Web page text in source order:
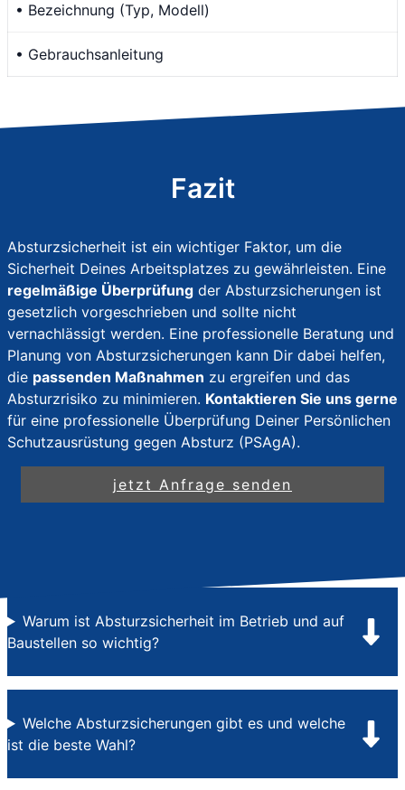
• Bezeichnung (Typ, Modell)
• Gebrauchsanleitung
Fazit
Absturzsicherheit ist ein wichtiger Faktor, um die
Sicherheit Deines Arbeitsplatzes zu gewährleisten. Eine
regelmäßige Überprüfung der Absturzsicherungen ist
gesetzlich vorgeschrieben und sollte nicht
vernachlässigt werden. Eine professionelle Beratung und
Planung von Absturzsicherungen kann Dir dabei helfen,
die passenden Maßnahmen zu ergreifen und das
Absturzrisiko zu minimieren. Kontaktieren Sie uns gerne
für eine professionelle Überprüfung Deiner Persönlichen
Schutzausrüstung gegen Absturz (PSAgA).
jetzt Anfrage senden
Warum ist Absturzsicherheit im Betrieb und auf
Baustellen so wichtig?
Welche Absturzsicherungen gibt es und welche
ist die beste Wahl?